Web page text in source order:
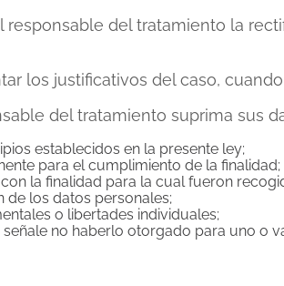
del tratamiento la
los justificativos del caso,
del tratamiento suprima sus
establecidos en la presente ley;
para el cumplimiento de la finalidad;
la finalidad para la cual fueron
de los datos personales;
o libertades individuales;
no haberlo otorgado para uno o